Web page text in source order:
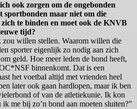
ook zorgen om de ongebonden
sportbonden maar niet om die
te binden en moet ook de KNVB
tijd?
zou willen stellen. Waarom willen die
sporter eigenlijk zo nodig aan zich
geld. Hoe meer leden de bond heeft,
binnenkomt. Dat is een
het voetbal altijd met vrienden heel
later ook gaan hardlopen, maar ik ben
of van de atletiekunie. Ik kon
me bij zo’n bond aan moeten sluiten?”